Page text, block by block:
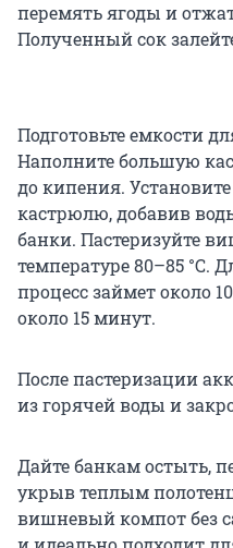
перемять ягоды и
Полученный сок
Подготовьте емкости
Наполните большую
до кипения.
кастрюлю, добавив
банки. Пастеризуйте
температуре80–85 °С.
процесс займет около
около 15 минут.
После пастеризации
из горячей воды и
Дайте банкам остыть,
укрыв теплым
вишневый компот без